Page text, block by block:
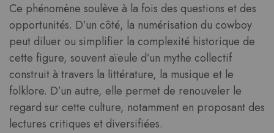
Ce phénomène soulève à la fois des questions et des
opportunités. D’un côté, la numérisation du cowboy
peut diluer ou simplifier la complexité historique de
cette figure, souvent aïeule d’un mythe collectif
construit à travers la littérature, la musique et le
folklore. D’un autre, elle permet de renouveler le
regard sur cette culture, notamment en proposant des
lectures critiques et diversifiées.